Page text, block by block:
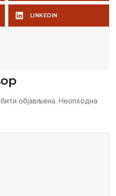
LINKEDIN
објављена. Неопходна